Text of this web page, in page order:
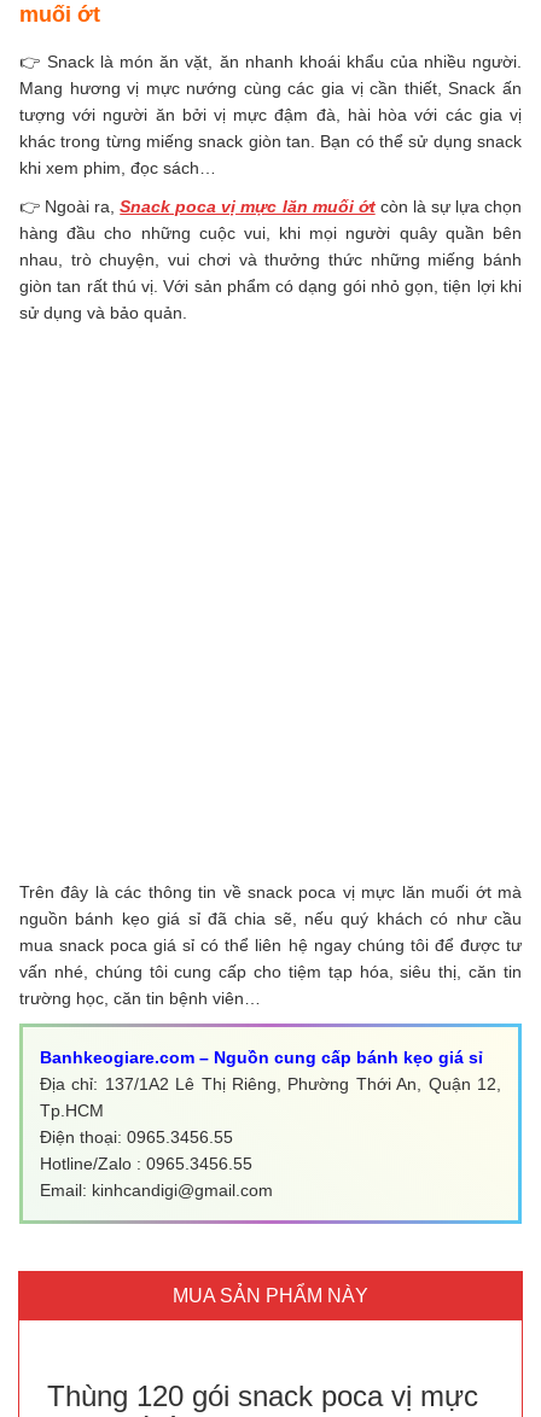
muối ớt
👉 Snack là món ăn vặt, ăn nhanh khoái khẩu của nhiều người.
Mang hương vị mực nướng cùng các gia vị cần thiết, Snack ấn
tượng với người ăn bởi vị mực đậm đà, hài hòa với các gia vị
khác trong từng miếng snack giòn tan. Bạn có thể sử dụng snack
khi xem phim, đọc sách…
👉 Ngoài ra,Snack poca vị mực lăn muối ớt còn là sự lựa chọn
hàng đầu cho những cuộc vui, khi mọi người quây quần bên
nhau, trò chuyện, vui chơi và thưởng thức những miếng bánh
giòn tan rất thú vị. Với sản phẩm có dạng gói nhỏ gọn, tiện lợi khi
sử dụng và bảo quản.
Trên đây là các thông tin về snack poca vị mực lăn muối ớt mà
nguồn bánh kẹo giá sỉ đã chia sẽ, nếu quý khách có như cầu
mua snack poca giá sỉ có thể liên hệ ngay chúng tôi để được tư
vấn nhé, chúng tôi cung cấp cho tiệm tạp hóa, siêu thị, căn tin
trường học, căn tin bệnh viên…
Banhkeogiare.com – Nguồn cung cấp bánh kẹo giá sỉ
Địa chỉ: 137/1A2 Lê Thị Riêng, Phường Thới An, Quận 12,
Tp.HCM
Điện thoại: 0965.3456.55
Hotline/Zalo : 0965.3456.55
Email: kinhcandigi@gmail.com
MUA SẢN PHẨM NÀY
Thùng 120 gói snack poca vị mực